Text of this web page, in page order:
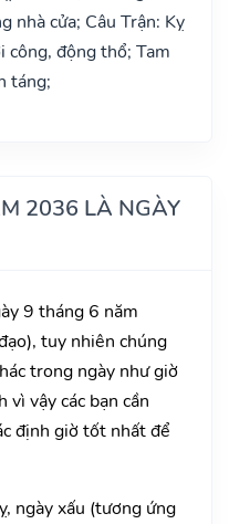
nhà cửa; Câu Trận: Kỵ
công, động thổ; Tam
táng;
2036 LÀ NGÀY
9 tháng 6 năm
tuy nhiên chúng
trong ngày như giờ
vì vậy các bạn cần
định giờ tốt nhất để
ngày xấu (tương ứng